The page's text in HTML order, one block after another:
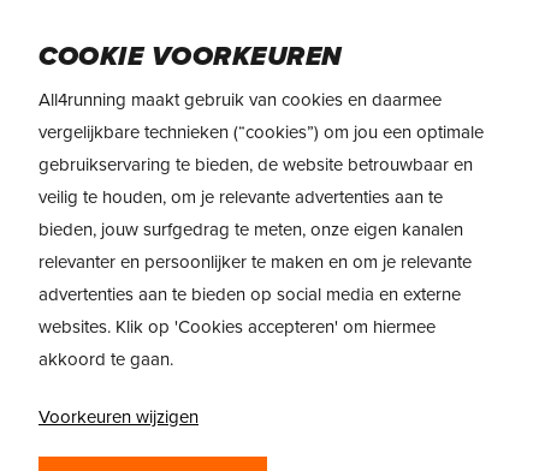
main
content
COOKIE VOORKEUREN
All4running maakt gebruik van cookies en daarmee
vergelijkbare technieken (“cookies”) om jou een optimale
gebruikservaring te bieden, de website betrouwbaar en
veilig te houden, om je relevante advertenties aan te
bieden, jouw surfgedrag te meten, onze eigen kanalen
relevanter en persoonlijker te maken en om je relevante
advertenties aan te bieden op social media en externe
websites. Klik op 'Cookies accepteren' om hiermee
akkoord te gaan.
Voorkeuren wijzigen